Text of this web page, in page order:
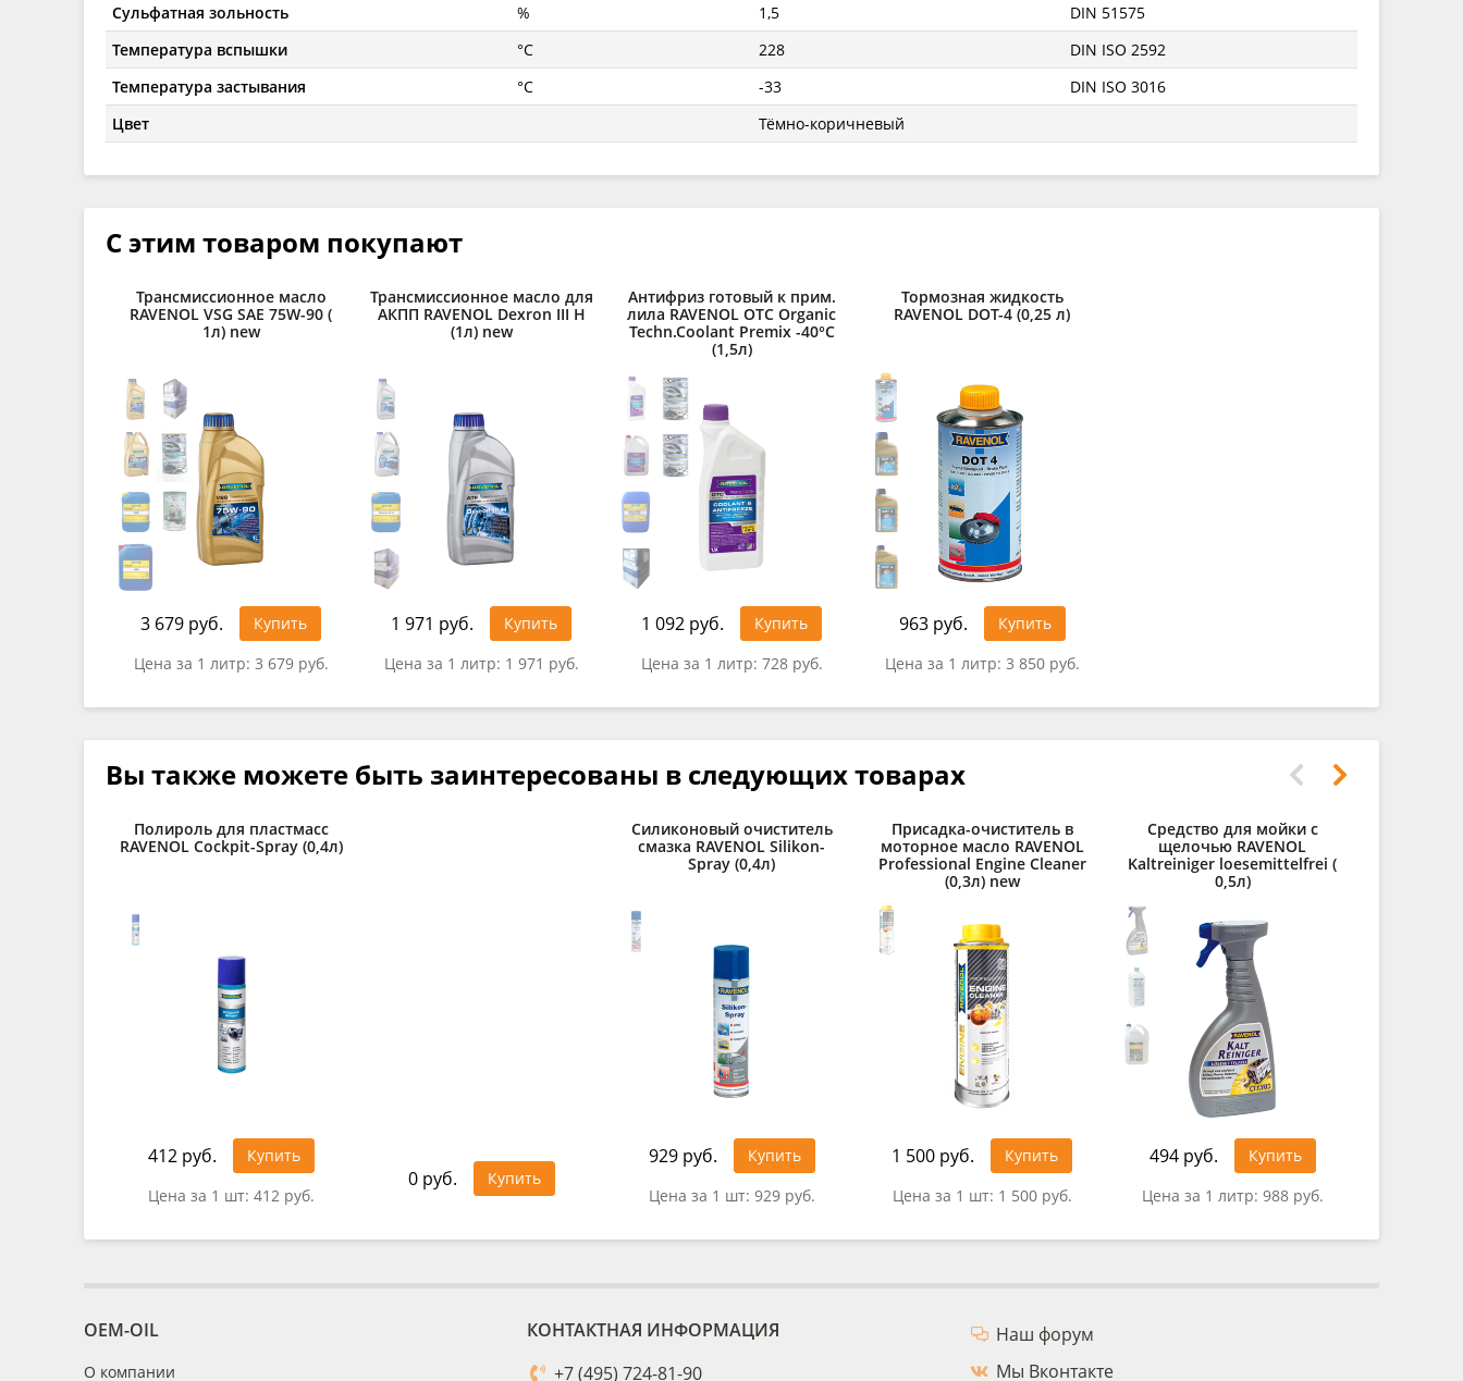
Сульфатная зольность
% 1,5
DIN 51575
Температура вспышки
°C 228
DIN ISO 2592
Температура застывания
°C -33
DIN ISO 3016
Цвет
Тёмно-коричневый
С этим товаром покупают
Трансмиссионное масло
RAVENOL VSG SAE 75W-90 (
1л) new
3 679 руб.
Купить
Цена за 1 литр: 3 679 руб.
Трансмиссионное масло для
АКПП RAVENOL Dexron III H
(1л) new
1 971 руб.
Купить
Цена за 1 литр: 1 971 руб.
Антифриз готовый к прим.
лила RAVENOL OTC Organic
Techn.Coolant Premix -40°C
(1,5л)
1 092 руб.
Купить
Цена за 1 литр: 728 руб.
Тормозная жидкость
RAVENOL DOT-4 (0,25 л)
963 руб.
Купить
Цена за 1 литр: 3 850 руб.
Вы также можете быть заинтересованы в следующих товарах
Полироль для пластмасс
RAVENOL Cockpit-Spray (0,4л)
412 руб.
Купить
Цена за 1 шт: 412 руб.
0 руб. Купить
Силиконовый очиститель
смазка RAVENOL Silikon-
Spray (0,4л)
929 руб.
Купить
Цена за 1 шт: 929 руб.
Присадка-очиститель в
моторное масло RAVENOL
Professional Engine Cleaner
(0,3л) new
1 500 руб.
Купить
Цена за 1 шт: 1 500 руб.
Средство для мойки с
щелочью RAVENOL
Kaltreiniger loesemittelfrei (
0,5л)
494 руб.
Купить
Цена за 1 литр: 988 руб.
OEM-OIL
О компании
КОНТАКТНАЯ ИНФОРМАЦИЯ
+7 (495) 724-81-90
Наш форум
Мы Вконтакте